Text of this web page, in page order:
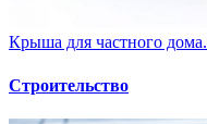
Крыша для частного
Строительство